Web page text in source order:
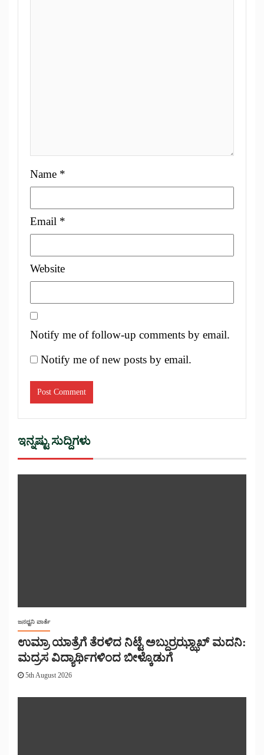
Name *
Email *
Website
Notify me of follow-up comments by email.
Notify me of new posts by email.
ಇನ್ನಷ್ಟು ಸುದ್ದಿಗಳು
ಜನಧ್ವನಿ ವಾರ್ತೆ
ಉಮ್ರಾ ಯಾತ್ರೆಗೆ ತೆರಳಿದ ನಿಟ್ಟೆ ಅಬ್ದುರ್ರಝ್ಝಾಖ್ ಮದನಿ:
ಮದ್ರಸ ವಿದ್ಯಾರ್ಥಿಗಳಿಂದ ಬೀಳ್ಕೊಡುಗೆ
5th August 2026